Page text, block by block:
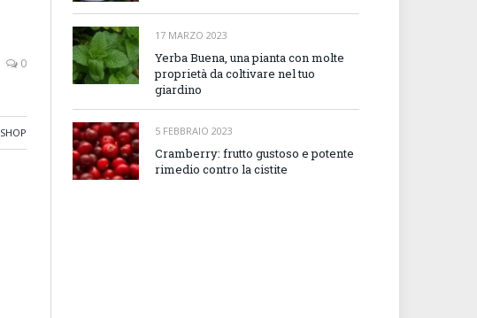
0
SHOP
17 MARZO 2023
Yerba Buena, una pianta con molte
proprietà da coltivare nel tuo
giardino
5 FEBBRAIO 2023
Cramberry: frutto gustoso e potente
rimedio contro la cistite